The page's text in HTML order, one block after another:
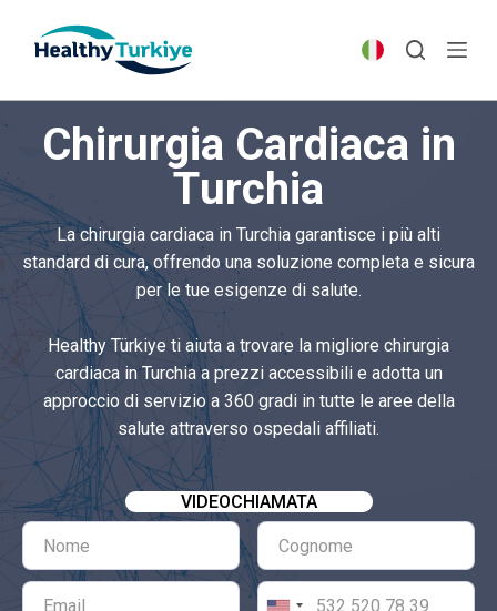
p
c
o
n
t
Chirurgia Cardiaca in
Turchia
La chirurgia cardiaca in Turchia garantisce i più alti
standard di cura, offrendo una soluzione completa e sicura
per le tue esigenze di salute.
Healthy Türkiye ti aiuta a trovare la migliore chirurgia
cardiaca in Turchia a prezzi accessibili e adotta un
approccio di servizio a 360 gradi in tutte le aree della
salute attraverso ospedali affiliati.
VIDEOCHIAMATA